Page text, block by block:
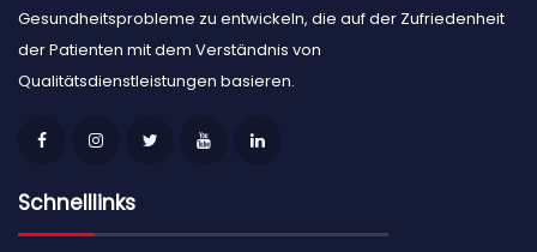
Gesundheitsprobleme zu entwickeln, die auf der Zufriedenheit
der Patienten mit dem Verständnis von
Qualitätsdienstleistungen basieren.
Schnelllinks